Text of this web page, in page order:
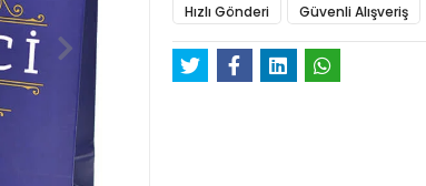
Hızlı Gönderi Güvenli Alışveriş